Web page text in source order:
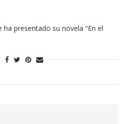
ha presentado su novela “En el